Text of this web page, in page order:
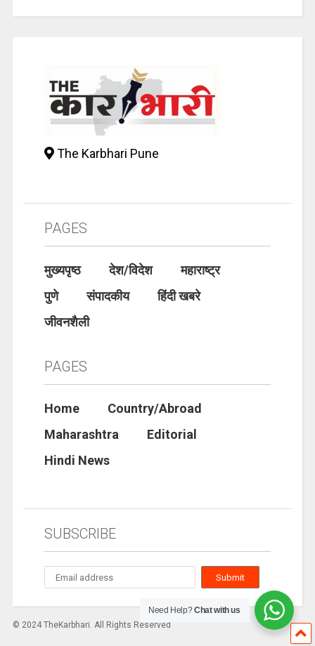
The Karbhari Pune
PAGES
मुख्यपृष्ठ देश/विदेश
महाराष्ट्र
पुणे
संपादकीय
हिंदी खबरे
जीवनशैली
PAGES
Home
Country/Abroad
Maharashtra
Editorial
Hindi News
SUBSCRIBE
© 2024 TheKarbhari. All Rights Reserved
Need Help?Chat with us